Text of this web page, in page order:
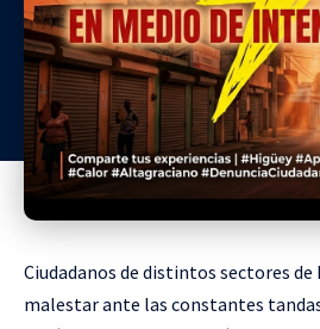
Ciudadanos de distintos sectores de
malestar ante las constantes